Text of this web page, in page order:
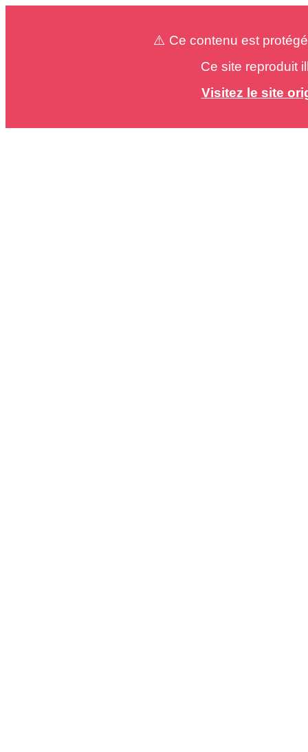
⚠️ Ce contenu est
Ce site reproduit
Visitez le site